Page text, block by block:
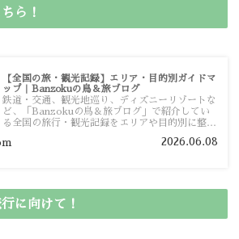
ら！
【全国の旅・観光記録】エリア・目的別ガイドマ
ップ｜Banzokuの鳥＆旅ブログ
鉄道・交通、観光地巡り、ディズニーリゾートな
ど、「Banzokuの鳥＆旅ブログ」で紹介してい
る全国の旅行・観光記録をエリアや目的別に整理
ガイドマップからスムーズに見つけていただけま
2026.06.08
に向けて！